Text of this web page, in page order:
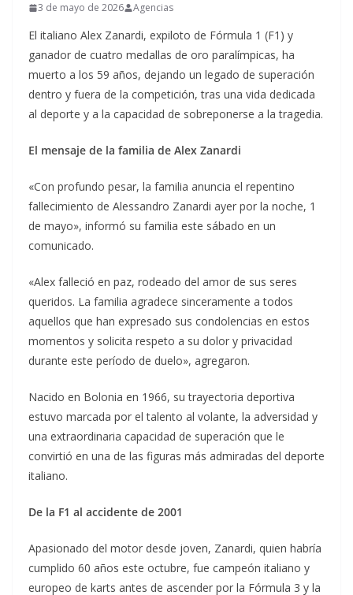
3 de mayo de 2026 Agencias
El italiano Alex Zanardi, expiloto de Fórmula 1 (F1) y
ganador de cuatro medallas de oro paralímpicas, ha
muerto a los 59 años, dejando un legado de superación
dentro y fuera de la competición, tras una vida dedicada
al deporte y a la capacidad de sobreponerse a la tragedia.
El mensaje de la familia de Alex Zanardi
«Con profundo pesar, la familia anuncia el repentino
fallecimiento de Alessandro Zanardi ayer por la noche, 1
de mayo», informó su familia este sábado en un
comunicado.
«Alex falleció en paz, rodeado del amor de sus seres
queridos. La familia agradece sinceramente a todos
aquellos que han expresado sus condolencias en estos
momentos y solicita respeto a su dolor y privacidad
durante este período de duelo», agregaron.
Nacido en Bolonia en 1966, su trayectoria deportiva
estuvo marcada por el talento al volante, la adversidad y
una extraordinaria capacidad de superación que le
convirtió en una de las figuras más admiradas del deporte
italiano.
De la F1 al accidente de 2001
Apasionado del motor desde joven, Zanardi, quien habría
cumplido 60 años este octubre, fue campeón italiano y
europeo de karts antes de ascender por la Fórmula 3 y la